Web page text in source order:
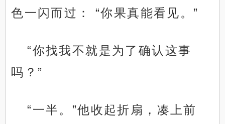
色一闪而过： “你果真能看见。”
“你找我不就是为了确认这事
吗？”
“一半。”他收起折扇，凑上前